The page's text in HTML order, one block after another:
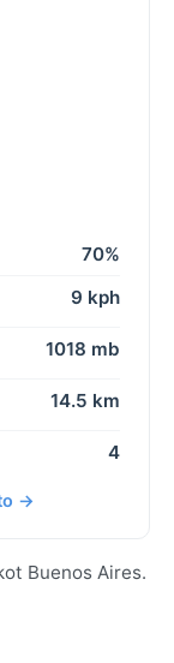
70%
9 kph
1018 mb
14.5 km
4
→
Buenos Aires.